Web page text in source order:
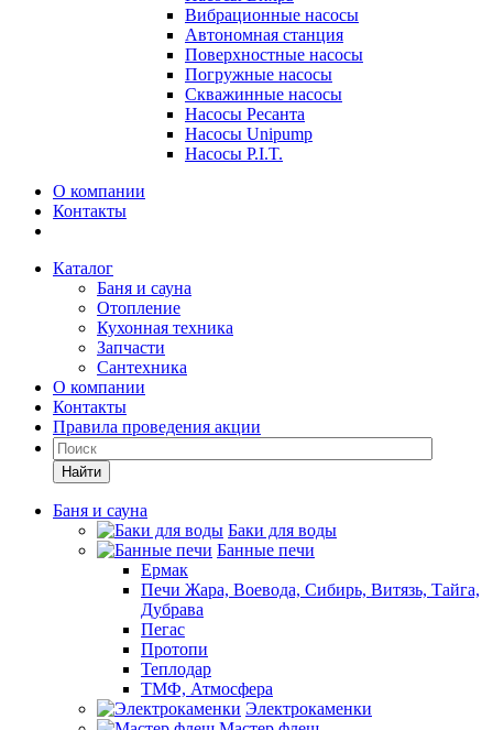
Вибрационные насосы
Автономная станция
Поверхностные насосы
Погружные насосы
Скважинные насосы
Насосы Ресанта
Насосы Unipump
Насосы P.I.T.
О компании
Контакты
Каталог
Баня и сауна
Отопление
Кухонная техника
Запчасти
Сантехника
О компании
Контакты
Правила проведения акции
Найти
Баня и сауна
Баки для воды
Банные печи
Ермак
Печи Жара, Воевода, Сибирь, Витязь, Тайга,
Дубрава
Пегас
Протопи
Теплодар
ТМФ, Атмосфера
Электрокаменки